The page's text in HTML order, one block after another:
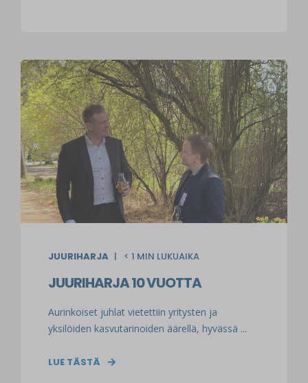
JUURIHARJA < 1 MIN LUKUAIKA
JUURIHARJA 10 VUOTTA
Aurinkoiset juhlat vietettiin yritysten ja
yksilöiden kasvutarinoiden äärellä, hyvässä ...
LUE TÄSTÄ